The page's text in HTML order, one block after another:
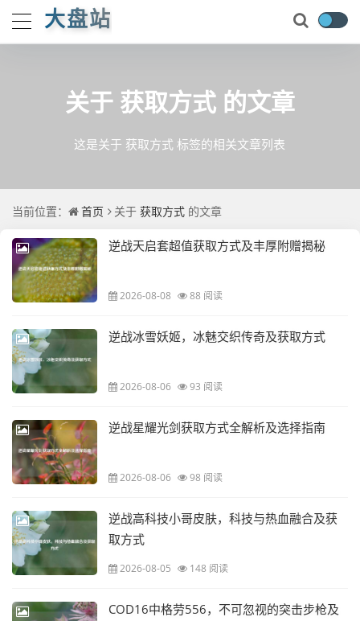
大盘站
关于 获取方式 的文章
这是关于 获取方式 标签的相关文章列表
当前位置： 首页 关于 获取方式 的文章
逆战天启套超值获取方式及丰厚附赠揭秘
2026-08-08 88 阅读
逆战冰雪妖姬，冰魅交织传奇及获取方式
2026-08-06 93 阅读
逆战星耀光剑获取方式全解析及选择指南
2026-08-06 98 阅读
逆战高科技小哥皮肤，科技与热血融合及获
取方式
2026-08-05 148 阅读
COD16中格劳556，不可忽视的突击步枪及